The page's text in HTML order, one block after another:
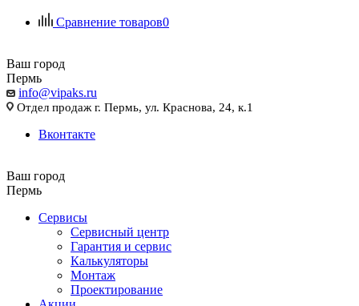
Сравнение товаров0
Ваш город
Пермь
info@vipaks.ru
Отдел продаж г. Пермь, ул. Краснова, 24, к.1
Вконтакте
Ваш город
Пермь
Сервисы
Сервисный центр
Гарантия и сервис
Калькуляторы
Монтаж
Проектирование